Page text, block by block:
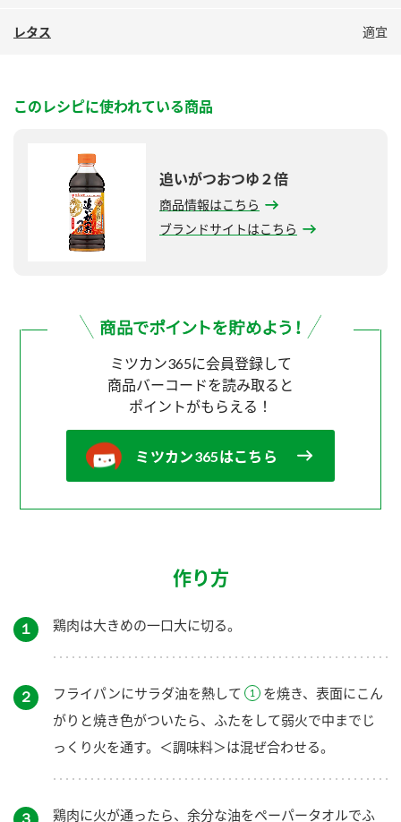
レタス 適宜
このレシピに使われている商品
追いがつおつゆ２倍
商品情報はこちら
ブランドサイトはこちら
ミツカン365に会員登録して
商品バーコードを読み取ると
ポイントがもらえる！
ミツカン365はこちら
作り方
１ 鶏肉は大きめの一口大に切る。
２ フライパンにサラダ油を熱して
を焼き、表面にこん
がりと焼き色がついたら、ふたをして弱火で中までじ
っくり火を通す。＜調味料＞は混ぜ合わせる。
３ 鶏肉に火が通ったら、余分な油をペーパータオルでふ